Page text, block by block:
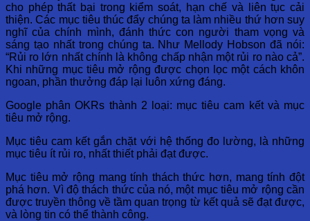
cho phép thất bại trong kiểm soát, hạn chế và liên tục cải
thiện. Các mục tiêu thúc đẩy chúng ta làm nhiều thứ hơn suy
nghĩ của chính mình, đánh thức con người tham vọng và
sáng tạo nhất trong chúng ta. Như Mellody Hobson đã nói:
“Rủi ro lớn nhất chính là không chấp nhận một rủi ro nào cả”.
Khi những mục tiêu mở rộng được chọn lọc một cách khôn
ngoan, phần thưởng đáp lại luôn xứng đáng.
Google phân OKRs thành 2 loại: mục tiêu cam kết và mục
tiêu mở rộng.
Mục tiêu cam kết gắn chặt với hệ thống đo lường, là những
mục tiêu ít rủi ro, nhất thiết phải đạt được.
Mục tiêu mở rộng mang tính thách thức hơn, mang tính đột
phá hơn. Vì độ thách thức của nó, một mục tiêu mở rộng cần
được truyền thông về tầm quan trọng từ kết quả sẽ đạt được,
và lòng tin có thể thành công.